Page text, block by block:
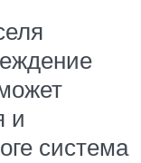
и
система